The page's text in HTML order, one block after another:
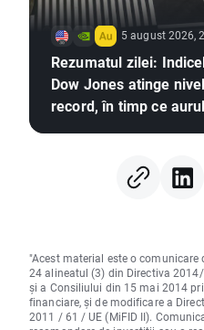
5 august 2026,
Rezumatul zilei:
Dow Jones atinge
record, în timp ce
speranțelor privind un
acord între SUA și Iran
"Acest material este o
24 alineatul (3) din Directiva
și a Consiliului din 15 mai 2014
financiare, și de modificare a
2011 / 61 / UE (MiFID II).